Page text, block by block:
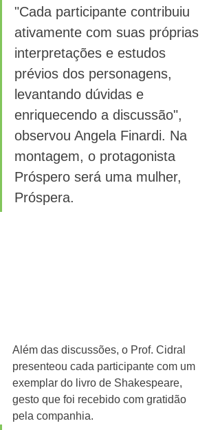
"Cada participante contribuiu
ativamente com suas próprias
interpretações e estudos
prévios dos personagens,
levantando dúvidas e
enriquecendo a discussão",
observou Angela Finardi. Na
montagem, o protagonista
Próspero será uma mulher,
Próspera.
Além das discussões, o Prof. Cidral
presenteou cada participante com um
exemplar do livro de Shakespeare,
gesto que foi recebido com gratidão
pela companhia.